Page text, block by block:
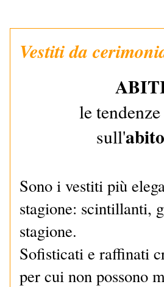
Vestiti da
le
sull'
Sono i vestiti più
stagione: scintillanti,
stagione.
Sofisticati e raffinati
per cui non possono